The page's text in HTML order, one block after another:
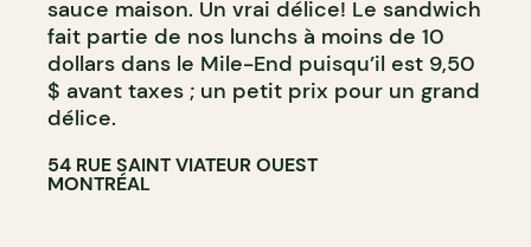
sauce maison. Un vrai délice! Le sandwich
fait partie de nos lunchs à moins de 10
dollars dans le Mile-End puisqu’il est 9,50
$ avant taxes ; un petit prix pour un grand
délice.
54 RUE SAINT VIATEUR OUEST
MONTRÉAL